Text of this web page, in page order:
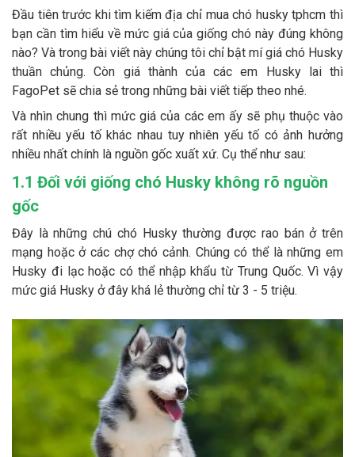
CHÍNH SÁCH
Chính sách mua hàng Chính sách vận chuyển
Chính sách bảo hành Chính sách bảo mật
Chính sách đổi trả
LIÊN HỆ
0929894774
Đầu tiên trước khi tìm kiếm địa chỉ mua chó husky tphcm thì
bạn cần tìm hiểu về mức giá của giống chó này đúng không
nào? Và trong bài viết này chúng tôi chỉ bật mí giá chó Husky
thuần chủng. Còn giá thành của các em Husky lai thì
FagoPet sẽ chia sẻ trong những bài viết tiếp theo nhé.
Và nhìn chung thì mức giá của các em ấy sẽ phụ thuộc vào
rất nhiều yếu tố khác nhau tuy nhiên yếu tố có ảnh hưởng
nhiều nhất chính là nguồn gốc xuất xứ. Cụ thể như sau:
1.1 Đối với giống chó Husky không rõ nguồn
gốc
Đây là những chú chó Husky thường được rao bán ở trên
mạng hoặc ở các chợ chó cảnh. Chúng có thể là những em
Husky đi lạc hoặc có thể nhập khẩu từ Trung Quốc. Vì vậy
mức giá Husky ở đây khá lẻ thường chỉ từ 3 - 5 triệu.